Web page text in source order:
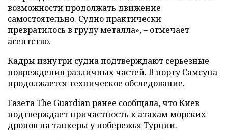
возможности продолжать движение
самостоятельно. Судно практически
превратилось в груду металла», – отмечает
агентство.
Кадры изнутри судна подтверждают серьезные
повреждения различных частей. В порту Самсуна
продолжается техническое обследование.
Газета The Guardian ранее сообщала, что Киев
подтверждает причастность к атакам морских
дронов на танкеры у побережья Турции.